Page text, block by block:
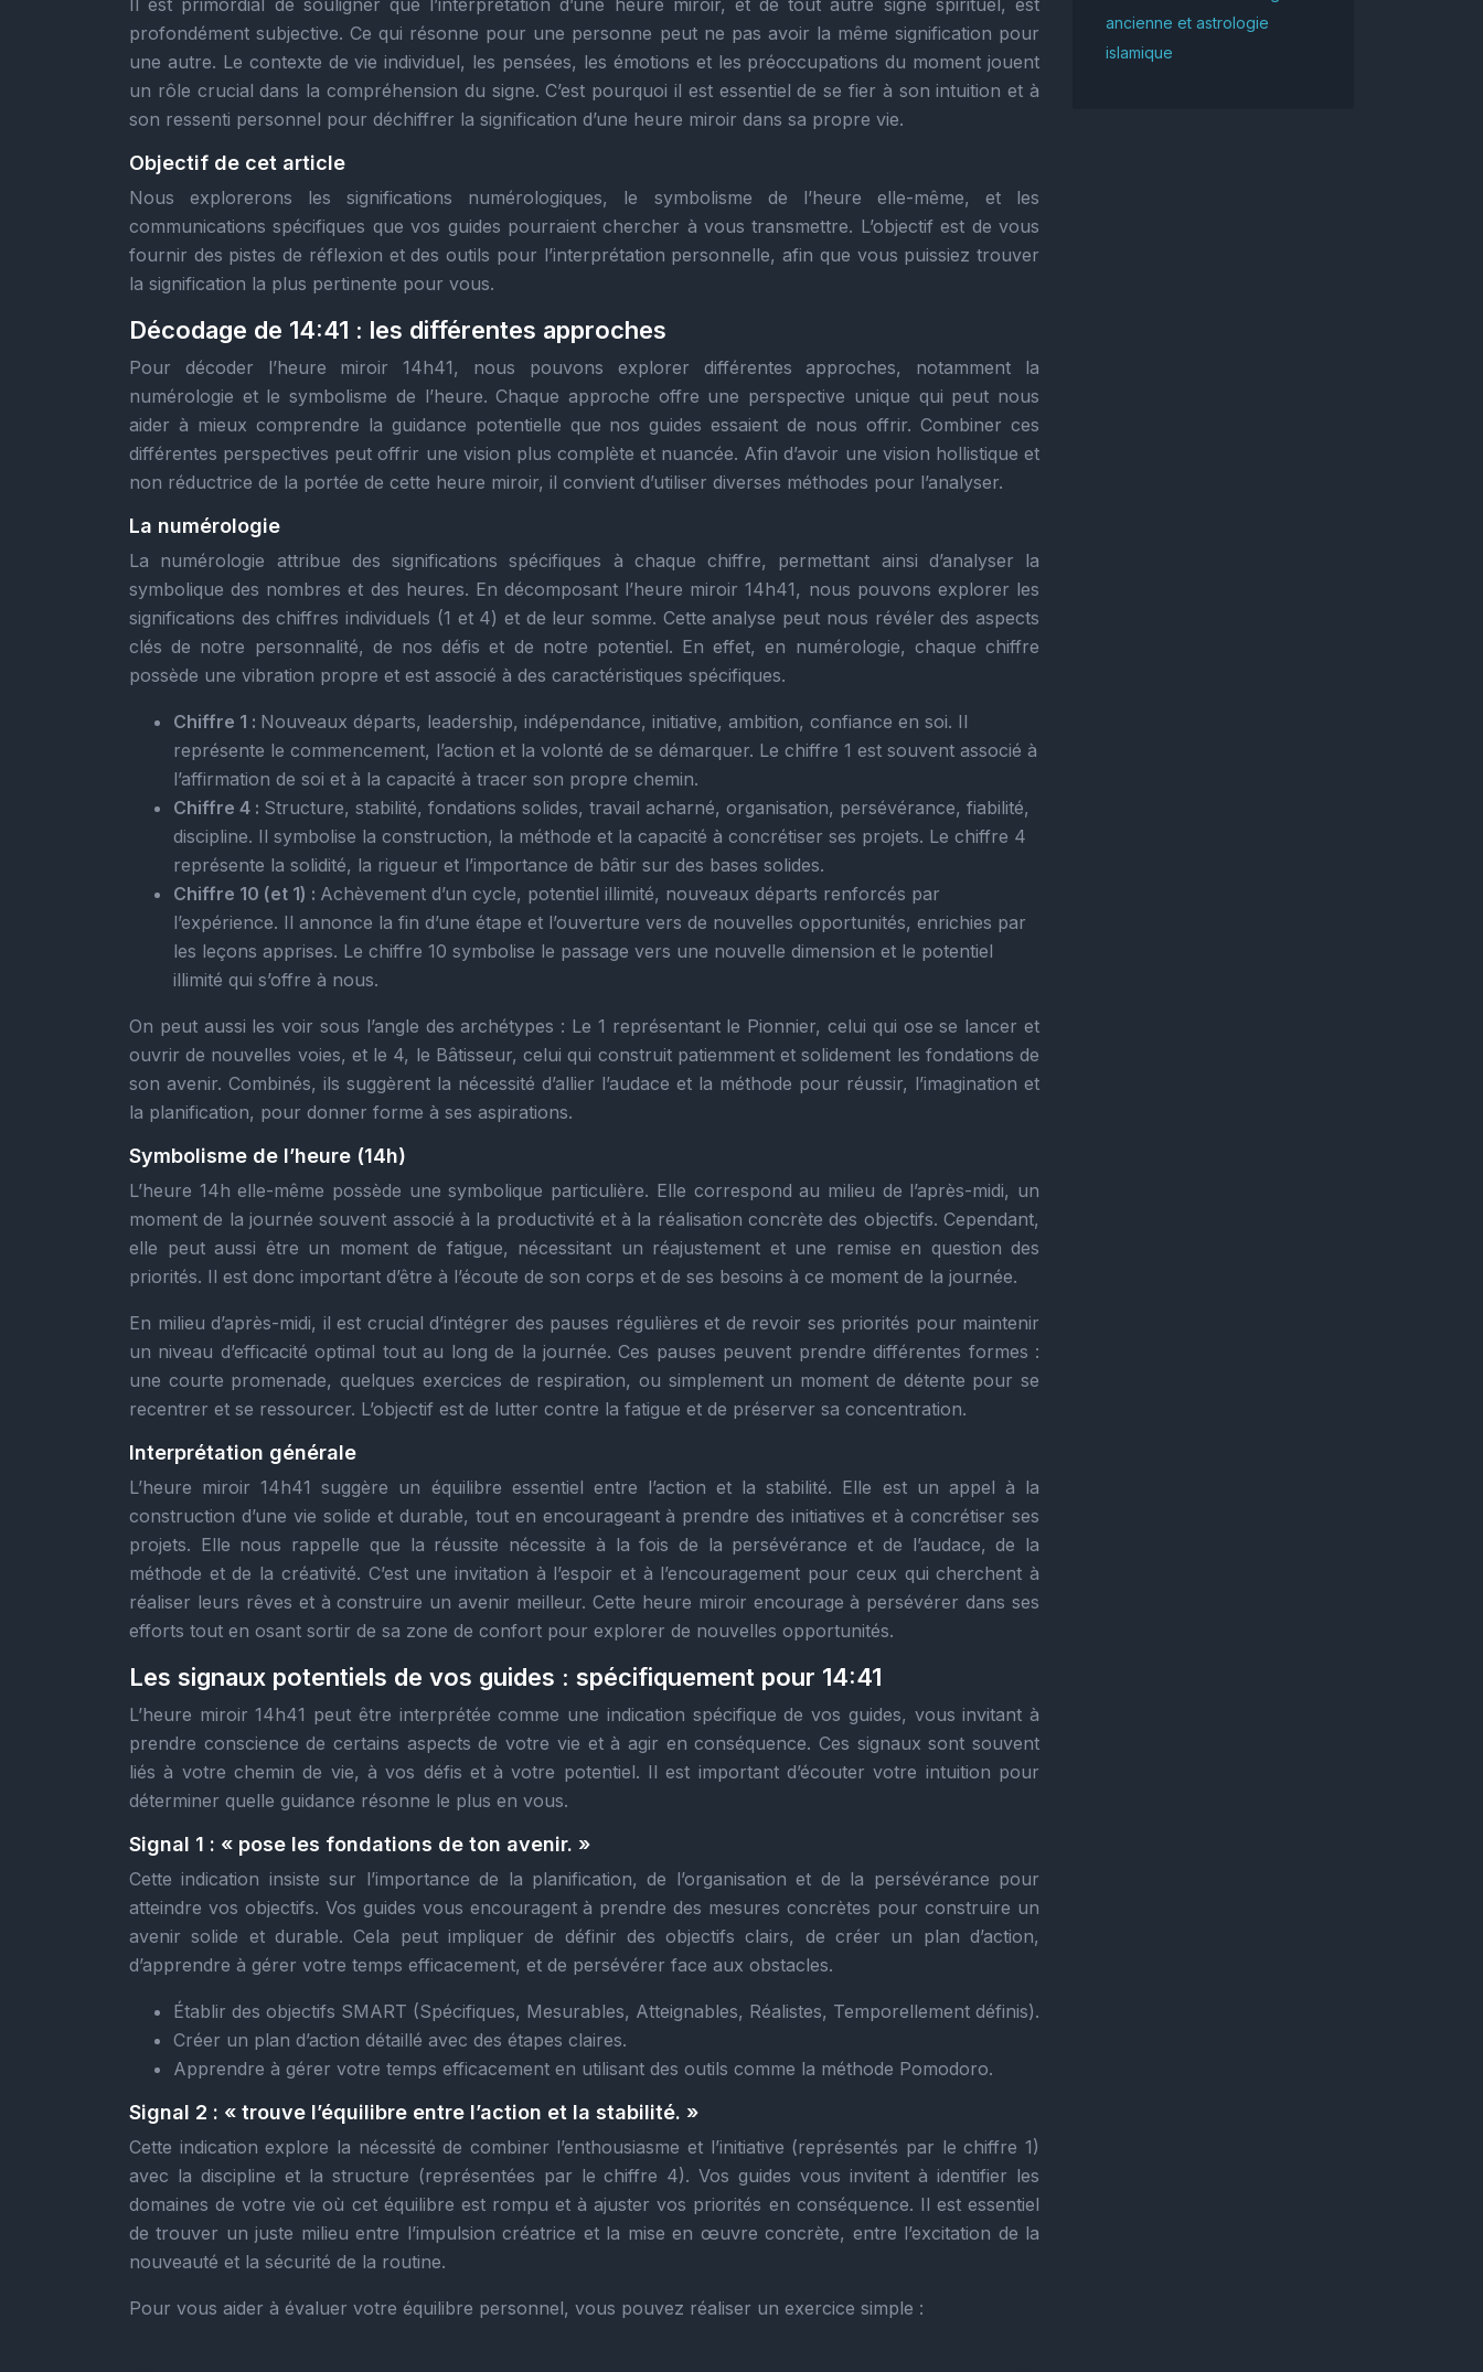
Il est primordial de souligner que l’interprétation d’une heure miroir, et de tout autre signe spirituel, est
profondément subjective. Ce qui résonne pour une personne peut ne pas avoir la même signification pour
une autre. Le contexte de vie individuel, les pensées, les émotions et les préoccupations du moment jouent
un rôle crucial dans la compréhension du signe. C’est pourquoi il est essentiel de se fier à son intuition et à
son ressenti personnel pour déchiffrer la signification d’une heure miroir dans sa propre vie.
Objectif de cet article
Nous explorerons les significations numérologiques, le symbolisme de l’heure elle-même, et les
communications spécifiques que vos guides pourraient chercher à vous transmettre. L’objectif est de vous
fournir des pistes de réflexion et des outils pour l’interprétation personnelle, afin que vous puissiez trouver
la signification la plus pertinente pour vous.
Décodage de 14:41 : les différentes approches
Pour décoder l’heure miroir 14h41, nous pouvons explorer différentes approches, notamment la
numérologie et le symbolisme de l’heure. Chaque approche offre une perspective unique qui peut nous
aider à mieux comprendre la guidance potentielle que nos guides essaient de nous offrir. Combiner ces
différentes perspectives peut offrir une vision plus complète et nuancée. Afin d’avoir une vision hollistique et
non réductrice de la portée de cette heure miroir, il convient d’utiliser diverses méthodes pour l’analyser.
La numérologie
La numérologie attribue des significations spécifiques à chaque chiffre, permettant ainsi d’analyser la
symbolique des nombres et des heures. En décomposant l’heure miroir 14h41, nous pouvons explorer les
significations des chiffres individuels (1 et 4) et de leur somme. Cette analyse peut nous révéler des aspects
clés de notre personnalité, de nos défis et de notre potentiel. En effet, en numérologie, chaque chiffre
possède une vibration propre et est associé à des caractéristiques spécifiques.
Chiffre 1 : Nouveaux départs, leadership, indépendance, initiative, ambition, confiance en soi. Il
représente le commencement, l’action et la volonté de se démarquer. Le chiffre 1 est souvent associé à
l’affirmation de soi et à la capacité à tracer son propre chemin.
Chiffre 4 : Structure, stabilité, fondations solides, travail acharné, organisation, persévérance, fiabilité,
discipline. Il symbolise la construction, la méthode et la capacité à concrétiser ses projets. Le chiffre 4
représente la solidité, la rigueur et l’importance de bâtir sur des bases solides.
Chiffre 10 (et 1) : Achèvement d’un cycle, potentiel illimité, nouveaux départs renforcés par
l’expérience. Il annonce la fin d’une étape et l’ouverture vers de nouvelles opportunités, enrichies par
les leçons apprises. Le chiffre 10 symbolise le passage vers une nouvelle dimension et le potentiel
illimité qui s’offre à nous.
On peut aussi les voir sous l’angle des archétypes : Le 1 représentant le Pionnier, celui qui ose se lancer et
ouvrir de nouvelles voies, et le 4, le Bâtisseur, celui qui construit patiemment et solidement les fondations de
son avenir. Combinés, ils suggèrent la nécessité d’allier l’audace et la méthode pour réussir, l’imagination et
la planification, pour donner forme à ses aspirations.
Symbolisme de l’heure (14h)
L’heure 14h elle-même possède une symbolique particulière. Elle correspond au milieu de l’après-midi, un
moment de la journée souvent associé à la productivité et à la réalisation concrète des objectifs. Cependant,
elle peut aussi être un moment de fatigue, nécessitant un réajustement et une remise en question des
priorités. Il est donc important d’être à l’écoute de son corps et de ses besoins à ce moment de la journée.
En milieu d’après-midi, il est crucial d’intégrer des pauses régulières et de revoir ses priorités pour maintenir
un niveau d’efficacité optimal tout au long de la journée. Ces pauses peuvent prendre différentes formes :
une courte promenade, quelques exercices de respiration, ou simplement un moment de détente pour se
recentrer et se ressourcer. L’objectif est de lutter contre la fatigue et de préserver sa concentration.
Interprétation générale
L’heure miroir 14h41 suggère un équilibre essentiel entre l’action et la stabilité. Elle est un appel à la
construction d’une vie solide et durable, tout en encourageant à prendre des initiatives et à concrétiser ses
projets. Elle nous rappelle que la réussite nécessite à la fois de la persévérance et de l’audace, de la
méthode et de la créativité. C’est une invitation à l’espoir et à l’encouragement pour ceux qui cherchent à
réaliser leurs rêves et à construire un avenir meilleur. Cette heure miroir encourage à persévérer dans ses
efforts tout en osant sortir de sa zone de confort pour explorer de nouvelles opportunités.
Les signaux potentiels de vos guides : spécifiquement pour 14:41
L’heure miroir 14h41 peut être interprétée comme une indication spécifique de vos guides, vous invitant à
prendre conscience de certains aspects de votre vie et à agir en conséquence. Ces signaux sont souvent
liés à votre chemin de vie, à vos défis et à votre potentiel. Il est important d’écouter votre intuition pour
déterminer quelle guidance résonne le plus en vous.
Signal 1 : « pose les fondations de ton avenir. »
Cette indication insiste sur l’importance de la planification, de l’organisation et de la persévérance pour
atteindre vos objectifs. Vos guides vous encouragent à prendre des mesures concrètes pour construire un
avenir solide et durable. Cela peut impliquer de définir des objectifs clairs, de créer un plan d’action,
d’apprendre à gérer votre temps efficacement, et de persévérer face aux obstacles.
Établir des objectifs SMART (Spécifiques, Mesurables, Atteignables, Réalistes, Temporellement définis).
Créer un plan d’action détaillé avec des étapes claires.
Apprendre à gérer votre temps efficacement en utilisant des outils comme la méthode Pomodoro.
Signal 2 : « trouve l’équilibre entre l’action et la stabilité. »
Cette indication explore la nécessité de combiner l’enthousiasme et l’initiative (représentés par le chiffre 1)
avec la discipline et la structure (représentées par le chiffre 4). Vos guides vous invitent à identifier les
domaines de votre vie où cet équilibre est rompu et à ajuster vos priorités en conséquence. Il est essentiel
de trouver un juste milieu entre l’impulsion créatrice et la mise en œuvre concrète, entre l’excitation de la
nouveauté et la sécurité de la routine.
Pour vous aider à évaluer votre équilibre personnel, vous pouvez réaliser un exercice simple :
ancienne et astrologie
islamique